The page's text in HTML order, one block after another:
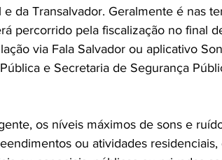
da Transalvador. Geralmente é nas
percorrido pela fiscalização no final
via Fala Salvador ou aplicativo
e Secretaria de Segurança
os níveis máximos de sons e
ou atividades residenciais,